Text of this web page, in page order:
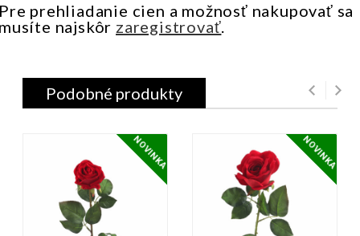
prehliadanie cien a možnosť nakupovať sa
najskôr zaregistrovať.
Podobné produkty
NOVINKA NOVINKA